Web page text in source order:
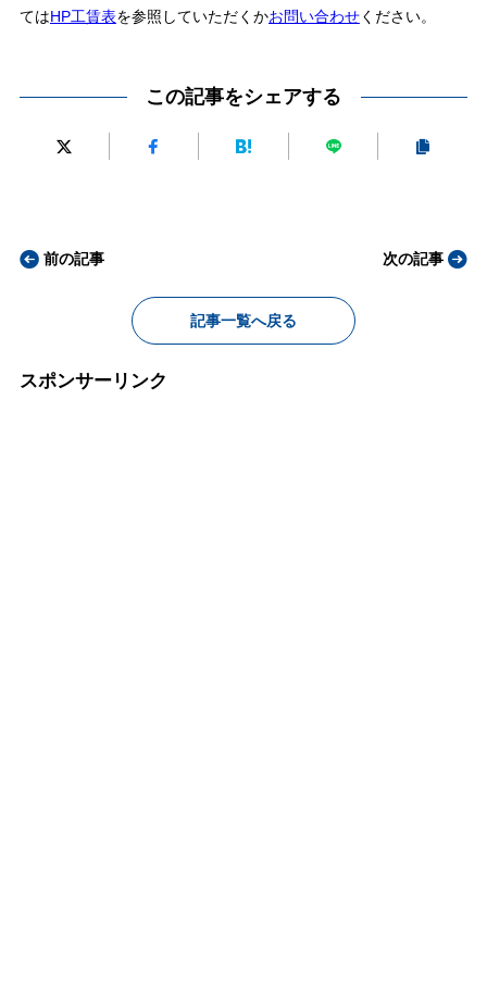
てはHP工賃表を参照していただくかお問い合わせください。
この記事をシェアする
前の記事
記事一覧へ戻る
次の記事
スポンサーリンク